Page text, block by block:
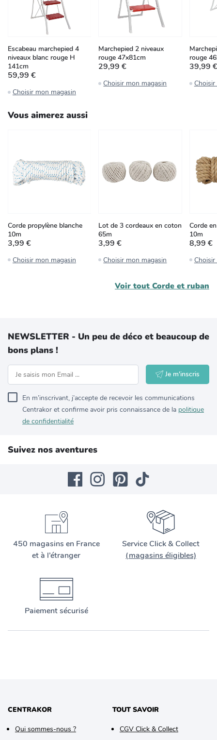
Escabeau marchepied 4
niveaux blanc rouge H
141cm
59,99 €
Choisir mon magasin
Marchepied 2 niveaux
rouge 47x81cm
29,99 €
Choisir mon magasin
rouge
39,99 €
Vous aimerez aussi
Corde propylène blanche
10m
3,99 €
Choisir mon magasin
Lot de 3 cordeaux en coton
65m
3,99 €
Choisir mon magasin
Corde
10m
8,99 €
Voir tout Corde et ruban
NEWSLETTER - Un peu de déco et beaucoup de
bons plans !
Je m'inscris
En m’inscrivant, j’accepte de recevoir les communications
Centrakor et confirme avoir pris connaissance de la politique
de confidentialité
Suivez nos aventures
450 magasins en France
et à l’étranger
Service Click & Collect
(magasins éligibles)
Paiement sécurisé
CENTRAKOR
Qui sommes-nous ?
TOUT SAVOIR
CGV Click & Collect